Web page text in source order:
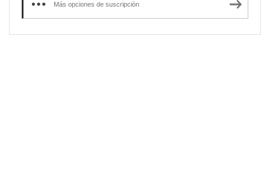
Más opciones de suscripción